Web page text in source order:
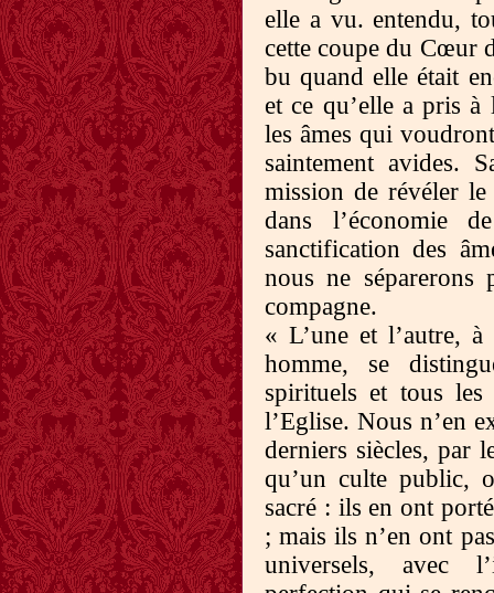
elle a vu. entendu,
cette coupe du Cœur
bu quand elle était
et ce qu’elle a pris à
les âmes qui
saintement avides.
mission de révéler
dans l’économie
sanctification des
nous ne séparerons
compagne.
« L’une et l’autre,
homme, se
spirituels et tous les
l’Eglise. Nous n’en
derniers siècles, par
qu’un culte public,
sacré : ils en ont
; mais ils n’en ont
universels, avec